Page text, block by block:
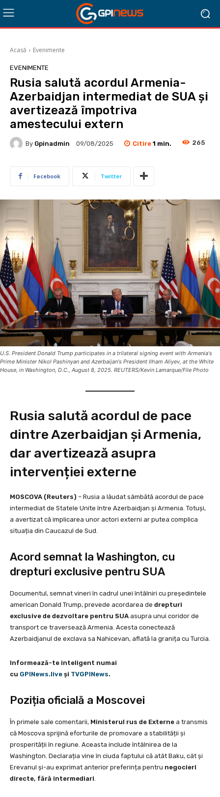
Acasă Evenimente
EVENIMENTE
Rusia salută acordul Armenia-
Azerbaidjan intermediat de SUA și
avertizează împotriva
amestecului extern
By Gpinadmin 09/08/2025 Citire 1 min. 265
Facebook Twitter
U.S. President Donald Trump participates in a trilateral signing event with Armenia's
Prime Minister Nikol Pashinyan and Azerbaijan's President Ilham Aliyev, at the White
House, in Washington, D.C., August 8, 2025. REUTERS/Kevin Lamarque/File Photo
Rusia salută acordul de pace
dintre Azerbaidjan și Armenia,
dar avertizează asupra
intervenției externe
MOSCOVA (Reuters) – Rusia a lăudat sâmbătă acordul de pace
intermediat de Statele Unite între Azerbaidjan și Armenia. Totuși,
a avertizat că implicarea unor actori externi ar putea complica
situația din Caucazul de Sud.
Acord semnat la Washington, cu
drepturi exclusive pentru SUA
Documentul, semnat vineri în cadrul unei întâlniri cu președintele
american Donald Trump, prevede acordarea de drepturi
exclusive de dezvoltare pentru SUA asupra unui coridor de
transport ce traversează Armenia. Acesta conectează
Azerbaidjanul de exclava sa Nahicevan, aflată la granița cu Turcia.
Informează-te inteligent numai
cu GPINews.live şi TVGPINews.
Poziția oficială a Moscovei
În primele sale comentarii, Ministerul rus de Externe a transmis
că Moscova sprijină eforturile de promovare a stabilității și
prosperității în regiune. Aceasta include întâlnirea de la
Washington. Declarația vine în ciuda faptului că atât Baku, cât și
Erevanul și-au exprimat anterior preferința pentru negocieri
directe, fără intermediari